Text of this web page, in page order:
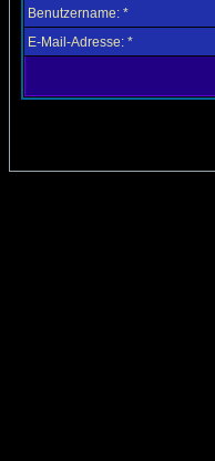
Benutzername: *
E-Mail-Adresse: *